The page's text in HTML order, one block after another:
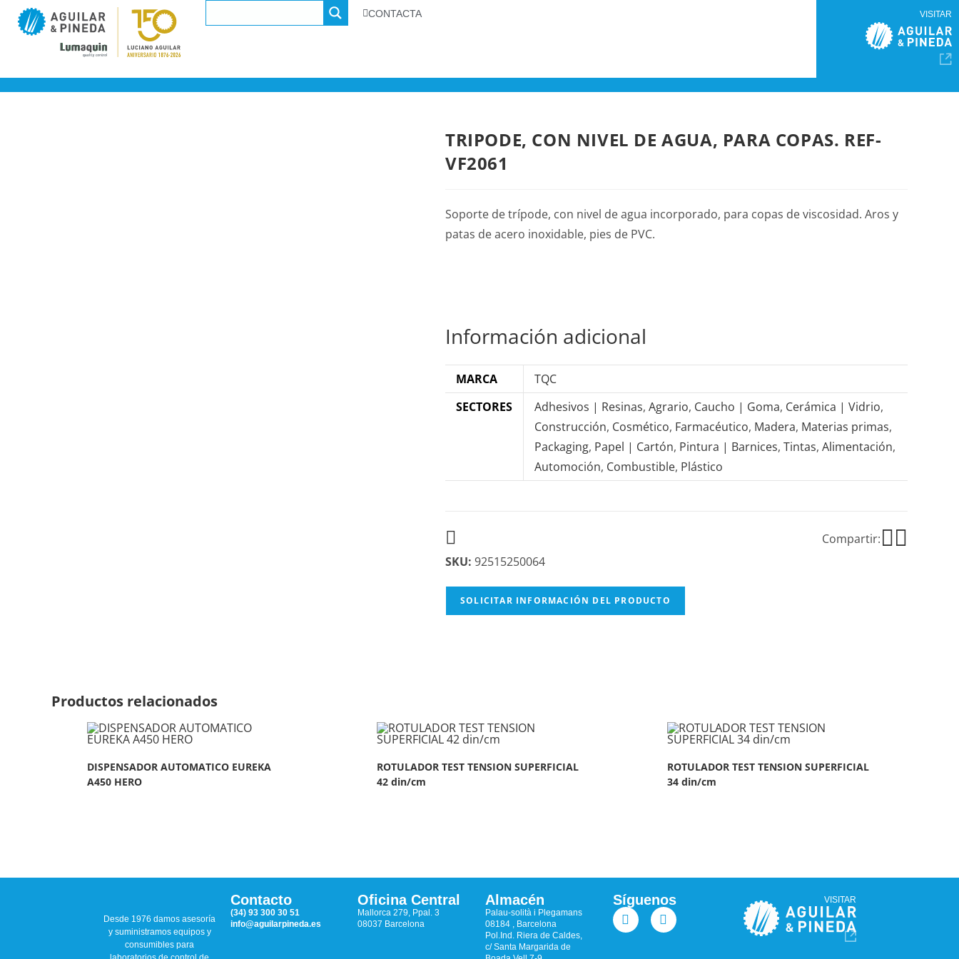
CONTACTA VISITAR
TRIPODE, CON NIVEL DE AGUA, PARA COPAS. REF-
VF2061
Soporte de trípode, con nivel de agua incorporado, para copas de viscosidad. Aros y
patas de acero inoxidable, pies de PVC.
Información adicional
MARCA
TQC
SECTORES
Adhesivos | Resinas, Agrario, Caucho | Goma, Cerámica | Vidrio,
Construcción, Cosmético, Farmacéutico, Madera, Materias primas,
Packaging, Papel | Cartón, Pintura | Barnices, Tintas, Alimentación,
Automoción, Combustible, Plástico
Compartir:
SKU: 92515250064
SOLICITAR INFORMACIÓN DEL PRODUCTO
Productos relacionados
DISPENSADOR AUTOMATICO EUREKA
A450 HERO
ROTULADOR TEST TENSION SUPERFICIAL
42 din/cm
ROTULADOR TEST TENSION SUPERFICIAL
34 din/cm
Desde 1976 damos asesoría
y suministramos equipos y
consumibles para
Contacto
(34) 93 300 30 51
info@aguilarpineda.es
Oficina Central
Mallorca 279, Ppal. 3
08037 Barcelona
Almacén
Palau-solità i Plegamans
08184 , Barcelona
Pol.Ind. Riera de Caldes,
c/ Santa Margarida de
Síguenos VISITAR